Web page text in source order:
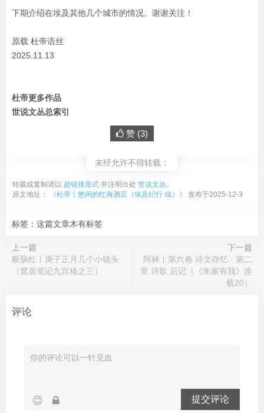
下期介绍在埃及其他几个城市的情况。谢谢关注！
原载 杜帝语丝
2025.11.13
杜帝更多作品
世说文丛总索引
赞 (3)
未经允许不得转载：
转载或复制请以 超链接形式 并注明出处 世说文丛。
原文地址：
《杜帝丨悠闲的红海酒店（埃及纪行·续）》 发布于2025-12-3
标签：这篇文章木有标签
上一篇
断肠红丨庚子正月几个小镜头
（窝居笔记九宫格之三）
下一篇
阿林丨第六卷 诗文存忆 · 第二
章 诗歌 后记（《朱家有我》连
载20）
评论
提交评论